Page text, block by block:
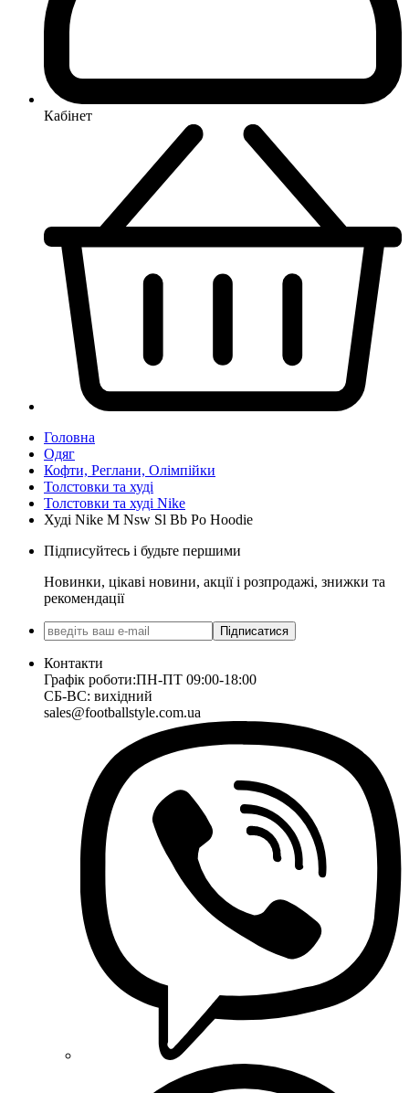
Кабінет
Головна
Одяг
Кофти, Реглани, Олімпійки
Толстовки та худі
Толстовки та худі Nike
Худі Nike M Nsw Sl Bb Po Hoodie
Підписуйтесь і будьте першими
Новинки, цікаві новини, акції і розпродажі, знижки та
рекомендації
Підписатися
Контакти
Графік роботи:ПН-ПТ 09:00-18:00
СБ-ВС: вихідний
sales@footballstyle.com.ua